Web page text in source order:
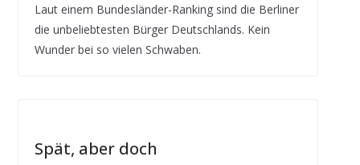
Laut einem Bundesländer-Ranking sind die Berliner
die unbeliebtesten Bürger Deutschlands. Kein
Wunder bei so vielen Schwaben.
Spät, aber doch